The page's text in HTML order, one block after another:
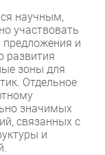
научным,
участвовать
предложения и
развития
зоны для
Отдельное
значимых
связанных с
и